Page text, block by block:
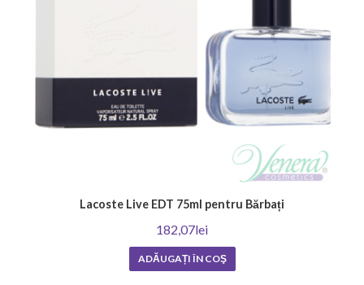
Lacoste Live EDT 75ml pentru Bărbați
182,07lei
ADĂUGAȚI ÎN COŞ